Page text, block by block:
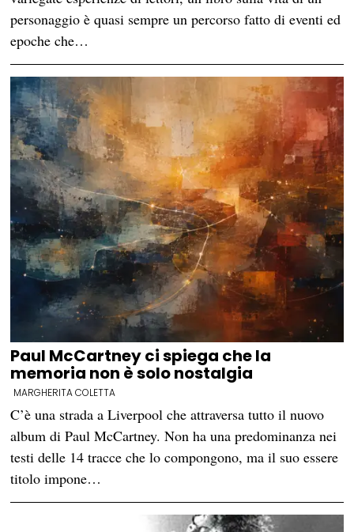
personaggio è quasi sempre un percorso fatto di eventi ed
epoche che…
Paul McCartney ci spiega che la
memoria non è solo nostalgia
MARGHERITA COLETTA
C’è una strada a Liverpool che attraversa tutto il nuovo
album di Paul McCartney. Non ha una predominanza nei
testi delle 14 tracce che lo compongono, ma il suo essere
titolo impone…